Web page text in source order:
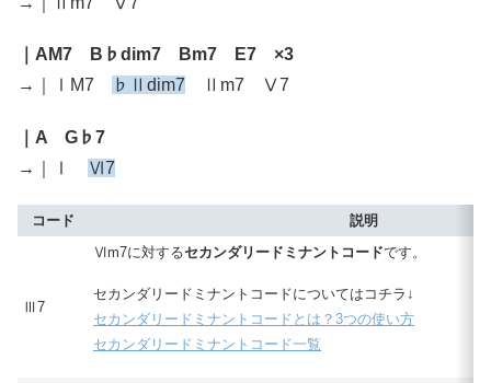
｜AM7 B♭dim7 Bm7 E7 ×3
→｜ⅠM7
♭Ⅱdim7 Ⅱm7 Ⅴ7
｜A G♭7
→｜Ⅰ
Ⅵ7
コード 説明
Ⅲ7
Ⅵm7に対するセカンダリードミナントコードです。
セカンダリードミナントコードについてはコチラ↓
セカンダリードミナントコードとは？3つの使い方
セカンダリードミナントコード一覧